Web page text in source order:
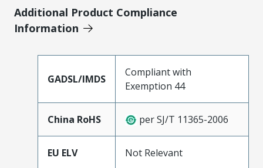
Additional Product Compliance
Information
GADSL/IMDS
Compliant with
Exemption 44
China RoHS per SJ/T 11365-2006
EU ELV Not Relevant